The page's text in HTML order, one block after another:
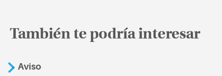
También te podría interesar
Aviso